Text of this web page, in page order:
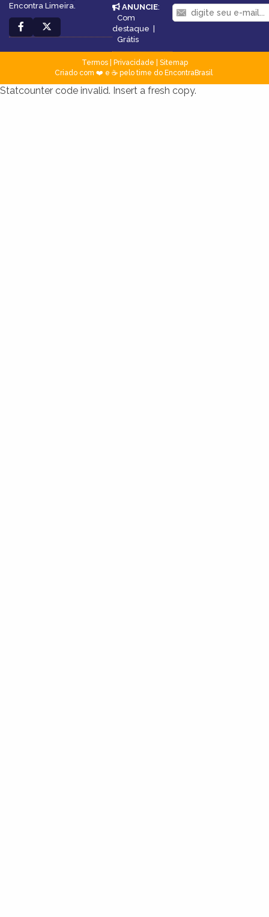
Encontra Limeira.
ANUNCIE:
Com
destaque
Grátis
Termos| Privacidade
Sitemap
Criado com ❤️ e ☕ pelo time do EncontraBrasil
Statcounter code invalid. Insert a fresh copy.